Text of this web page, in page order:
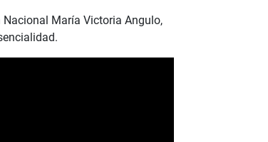
María Victoria Angulo,